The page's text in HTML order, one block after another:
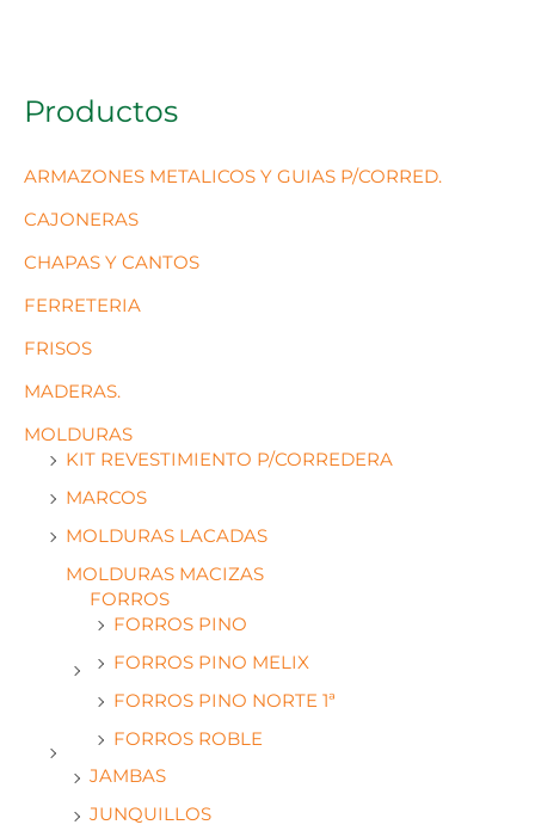
Productos
ARMAZONES METALICOS Y GUIAS P/CORRED.
CAJONERAS
CHAPAS Y CANTOS
FERRETERIA
FRISOS
MADERAS.
MOLDURAS
KIT REVESTIMIENTO P/CORREDERA
MARCOS
MOLDURAS LACADAS
MOLDURAS MACIZAS
FORROS
FORROS PINO
FORROS PINO MELIX
FORROS PINO NORTE 1ª
FORROS ROBLE
JAMBAS
JUNQUILLOS